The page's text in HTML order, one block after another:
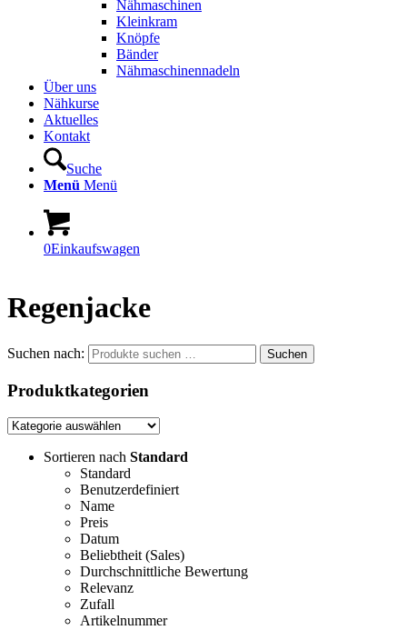
Nähmaschinen
Kleinkram
Knöpfe
Bänder
Nähmaschinennadeln
Über uns
Nähkurse
Aktuelles
Kontakt
Suche
Menü Menü
0Einkaufswagen
Regenjacke
Sortieren nach Standard
Standard
Benutzerdefiniert
Name
Preis
Datum
Beliebtheit (Sales)
Durchschnittliche Bewertung
Relevanz
Zufall
Artikelnummer
Suchen nach: Suchen
Produktkategorien